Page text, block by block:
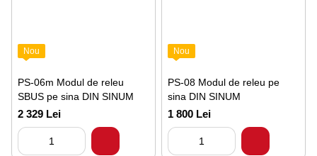
Nou
PS-06m Modul de releu
SBUS pe sina DIN SINUM
2 329 Lei
Nou
PS-08 Modul de releu pe
sina DIN SINUM
1 800 Lei